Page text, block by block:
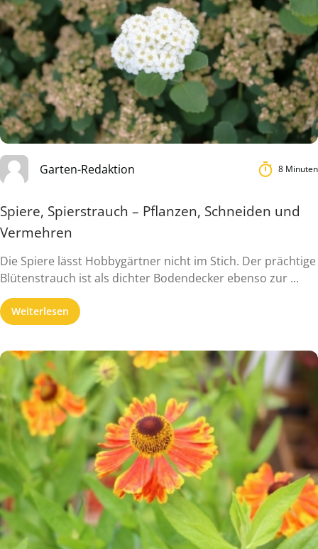
Garten-Redaktion 8 Minuten
Spiere, Spierstrauch – Pflanzen, Schneiden und
Vermehren
Die Spiere lässt Hobbygärtner nicht im Stich. Der prächtige
Blütenstrauch ist als dichter Bodendecker ebenso zur ...
Weiterlesen